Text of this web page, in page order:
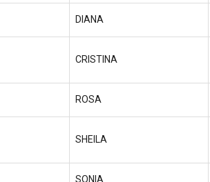
DIANA
CRISTINA
ROSA
SHEILA
SONIA